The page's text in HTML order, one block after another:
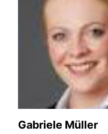
Gabriele Müller